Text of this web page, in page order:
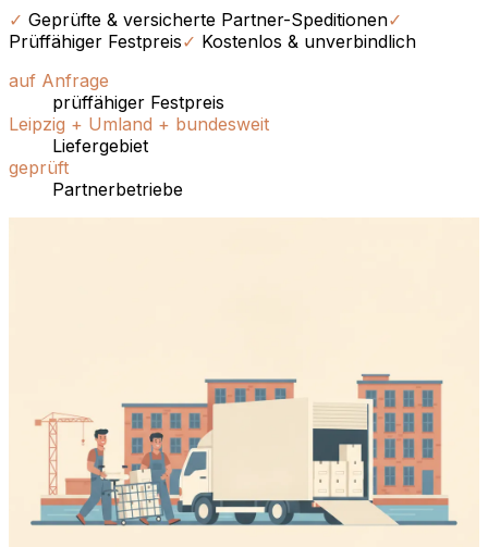
✓ Geprüfte & versicherte Partner-Speditionen✓
Prüffähiger Festpreis✓ Kostenlos & unverbindlich
auf Anfrage
prüffähiger Festpreis
Leipzig + Umland + bundesweit
Liefergebiet
geprüft
Partnerbetriebe